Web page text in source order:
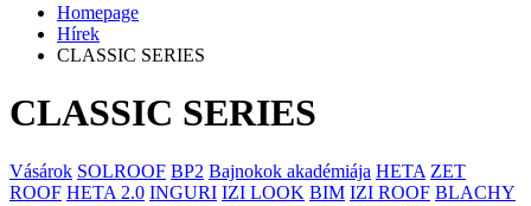
Homepage
Hírek
CLASSIC SERIES
CLASSIC SERIES
Vásárok SOLROOF BP2 Bajnokok akadémiája HETA ZET
ROOF HETA 2.0 INGURI IZI LOOK BIM IZI ROOF BLACHY